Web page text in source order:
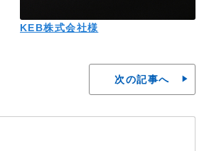
KEB株式会社様
次の記事へ